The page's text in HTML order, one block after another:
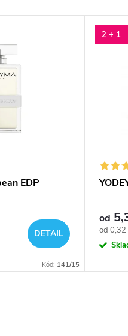
EDP
DETAIL
Kód: 141/15
2 + 1
od
cena:
od 0,32